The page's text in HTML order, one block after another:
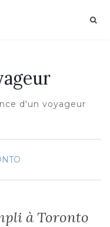
d'un voyageur
à Toronto